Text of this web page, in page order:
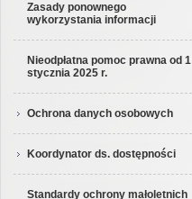
Zasady ponownego
wykorzystania informacji
Nieodpłatna pomoc prawna od 1
stycznia 2025 r.
Ochrona danych osobowych
Koordynator ds. dostępności
Standardy ochrony małoletnich